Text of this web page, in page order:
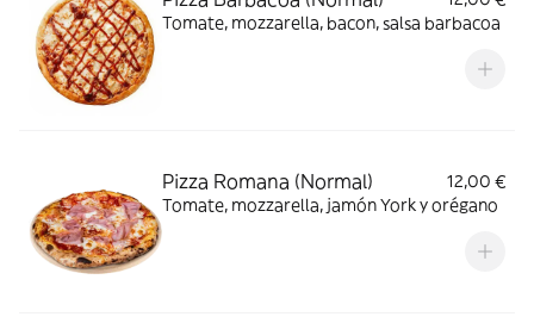
Tomate, mozzarella, bacon, salsa barbacoa
Pizza Romana (Normal)
12,00 €
Tomate, mozzarella, jamón York y orégano